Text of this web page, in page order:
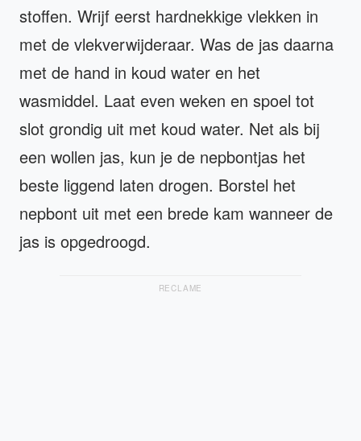
stoffen. Wrijf eerst hardnekkige vlekken in
met de vlekverwijderaar. Was de jas daarna
met de hand in koud water en het
wasmiddel. Laat even weken en spoel tot
slot grondig uit met koud water. Net als bij
een wollen jas, kun je de nepbontjas het
beste liggend laten drogen. Borstel het
nepbont uit met een brede kam wanneer de
jas is opgedroogd.
RECLAME